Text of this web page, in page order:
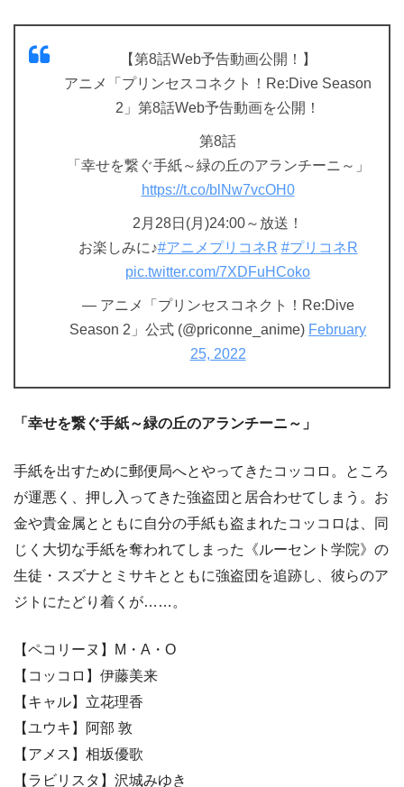
【第8話Web予告動画公開！】
アニメ「プリンセスコネクト！Re:Dive Season
2」第8話Web予告動画を公開！
第8話
「幸せを繋ぐ手紙～緑の丘のアランチーニ～」
https://t.co/blNw7vcOH0
2月28日(月)24:00～放送！
お楽しみに♪#アニメプリコネR #プリコネR
pic.twitter.com/7XDFuHCoko
— アニメ「プリンセスコネクト！Re:Dive
Season 2」公式 (@priconne_anime) February
25, 2022
「幸せを繋ぐ手紙～緑の丘のアランチーニ～」
手紙を出すために郵便局へとやってきたコッコロ。ところ
が運悪く、押し入ってきた強盗団と居合わせてしまう。お
金や貴金属とともに自分の手紙も盗まれたコッコロは、同
じく大切な手紙を奪われてしまった《ルーセント学院》の
生徒・スズナとミサキとともに強盗団を追跡し、彼らのア
ジトにたどり着くが……。
【ペコリーヌ】M・A・O
【コッコロ】伊藤美来
【キャル】立花理香
【ユウキ】阿部 敦
【アメス】相坂優歌
【ラビリスタ】沢城みゆき